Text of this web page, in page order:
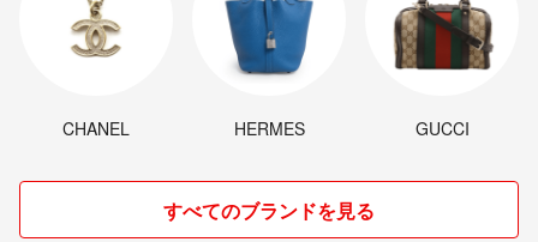
CHANEL HERMES GUCCI
すべてのブランドを見る